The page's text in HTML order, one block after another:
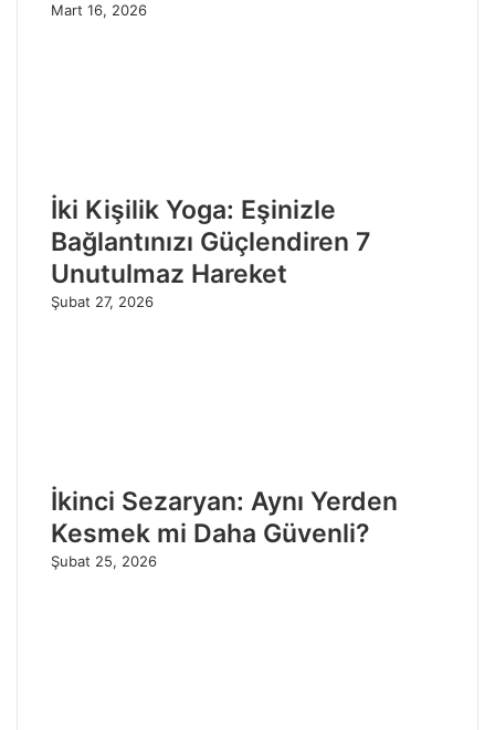
Mart 16, 2026
İki Kişilik Yoga: Eşinizle
Bağlantınızı Güçlendiren 7
Unutulmaz Hareket
Şubat 27, 2026
İkinci Sezaryan: Aynı Yerden
Kesmek mi Daha Güvenli?
Şubat 25, 2026